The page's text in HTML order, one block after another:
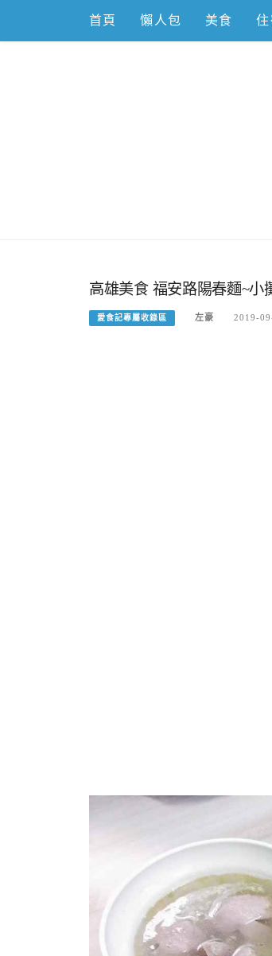
content
首頁 懶人包 美食 住
高雄美食 福安路陽春麵~小
愛食記專屬收錄區 左豪 2019-